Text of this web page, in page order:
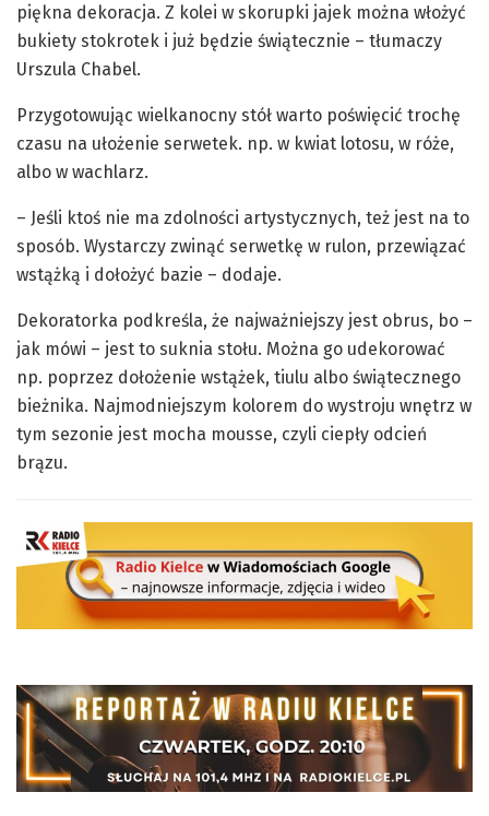
piękna dekoracja. Z kolei w skorupki jajek można włożyć
bukiety stokrotek i już będzie świątecznie – tłumaczy
Urszula Chabel.
Przygotowując wielkanocny stół warto poświęcić trochę
czasu na ułożenie serwetek. np. w kwiat lotosu, w róże,
albo w wachlarz.
– Jeśli ktoś nie ma zdolności artystycznych, też jest na to
sposób. Wystarczy zwinąć serwetkę w rulon, przewiązać
wstążką i dołożyć bazie – dodaje.
Dekoratorka podkreśla, że najważniejszy jest obrus, bo –
jak mówi – jest to suknia stołu. Można go udekorować
np. poprzez dołożenie wstążek, tiulu albo świątecznego
bieżnika. Najmodniejszym kolorem do wystroju wnętrz w
tym sezonie jest mocha mousse, czyli ciepły odcień
brązu.